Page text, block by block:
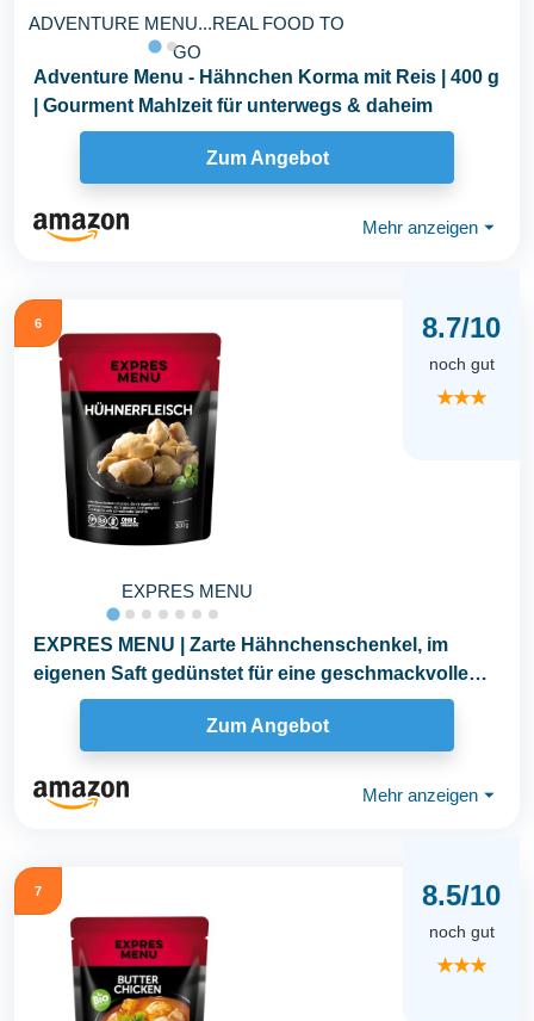
ADVENTURE MENU...REAL FOOD TO
GO
Adventure Menu - Hähnchen Korma mit Reis | 400 g
| Gourment Mahlzeit für unterwegs & daheim
Zum Angebot
Mehr anzeigen ⏷
6
EXPRES MENU
8.7/10
noch gut
★★★
EXPRES MENU | Zarte Hähnchenschenkel, im
eigenen Saft gedünstet für eine geschmackvolle
und...
Zum Angebot
Mehr anzeigen ⏷
7 8.5/10
noch gut
★★★